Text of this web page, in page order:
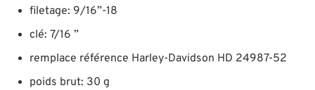
filetage: 9/16”-18
clé: 7/16 ”
remplace référence Harley-Davidson HD 24987-52
poids brut: 30 g